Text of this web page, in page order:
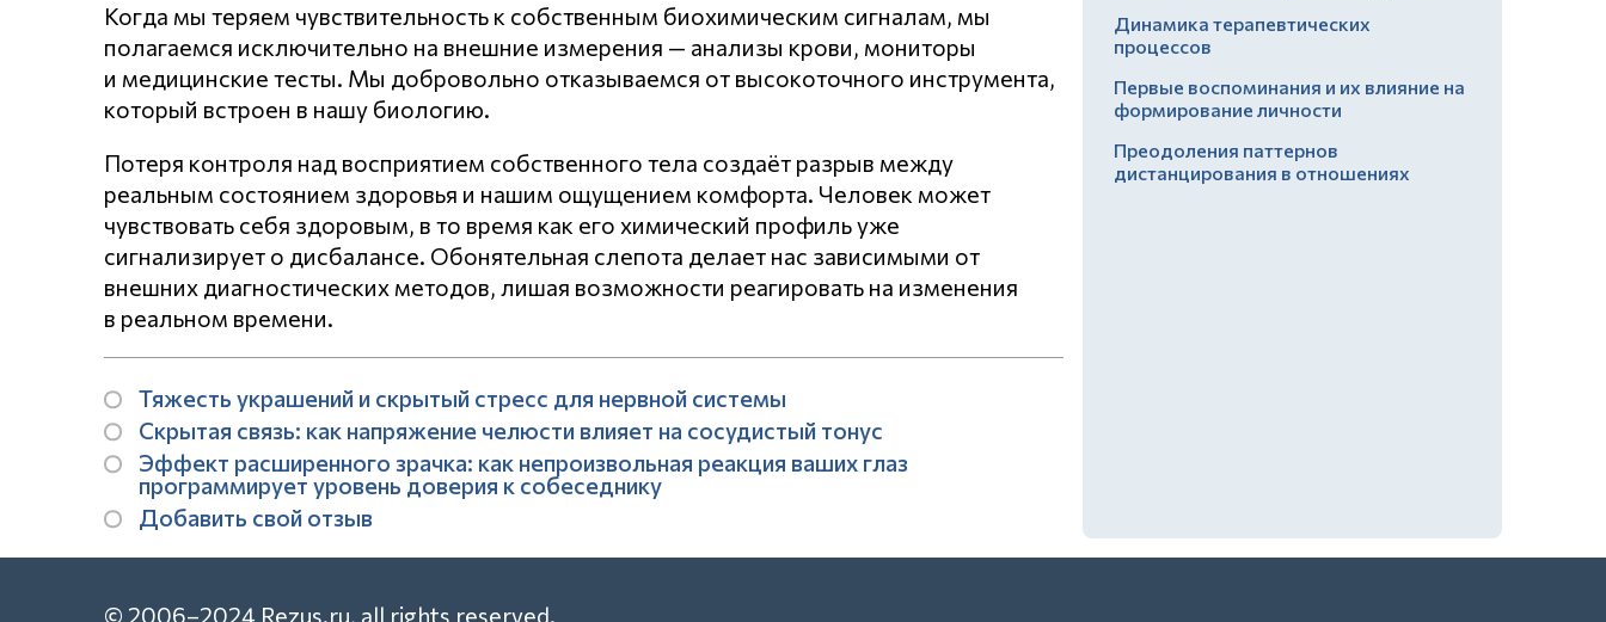
Когда мы теряем чувствительность к собственным биохимическим сигналам, мы
полагаемся исключительно на внешние измерения — анализы крови, мониторы
и медицинские тесты. Мы добровольно отказываемся от высокоточного инструмента,
который встроен в нашу биологию.
Потеря контроля над восприятием собственного тела создаёт разрыв между
реальным состоянием здоровья и нашим ощущением комфорта. Человек может
чувствовать себя здоровым, в то время как его химический профиль уже
сигнализирует о дисбалансе. Обонятельная слепота делает нас зависимыми от
внешних диагностических методов, лишая возможности реагировать на изменения
в реальном времени.
Тяжесть украшений и скрытый стресс для нервной системы
Скрытая связь: как напряжение челюсти влияет на сосудистый тонус
Эффект расширенного зрачка: как непроизвольная реакция ваших глаз
программирует уровень доверия к собеседнику
Добавить свой отзыв
Динамика терапевтических
процессов
Первые воспоминания и их влияние на
формирование личности
Преодоления паттернов
дистанцирования в отношениях
© 2006–2024 Rezus.ru, all rights reserved.